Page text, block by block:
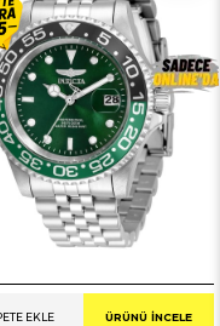
EKLE ÜRÜNÜ İNCELE